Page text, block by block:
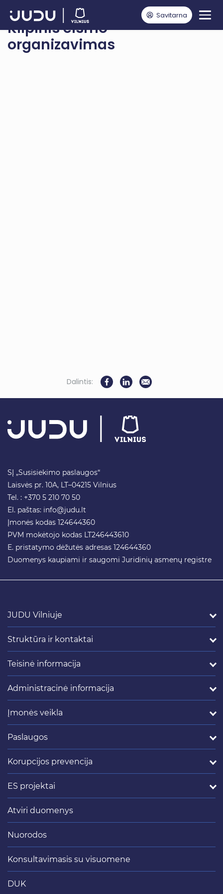
Savitarna
Kilpinis eismo
organizavimas
Dalintis:
SĮ „Susisiekimo paslaugos“
Laisvės pr. 10A, LT–04215 Vilnius
Tel. : +370 5 210 70 50
El. paštas: info@judu.lt
Įmonės kodas 124644360
PVM mokėtojo kodas LT246443610
E. pristatymo dėžutės adresas 124644360
Duomenys kaupiami ir saugomi Juridinių asmenų registre
JUDU Vilniuje
Struktūra ir kontaktai
Teisinė informacija
Administracinė informacija
Įmonės veikla
Paslaugos
Korupcijos prevencija
ES projektai
Atviri duomenys
Nuorodos
Konsultavimasis su visuomene
DUK